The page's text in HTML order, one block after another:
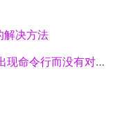
解决方法
令行而没有对话框